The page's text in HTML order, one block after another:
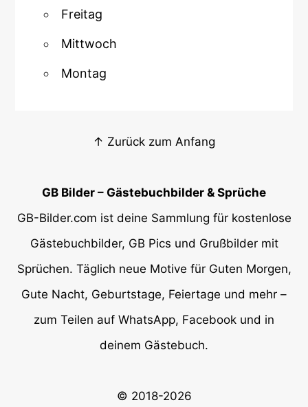
Freitag
Mittwoch
Montag
↑ Zurück zum Anfang
GB Bilder – Gästebuchbilder & Sprüche
GB-Bilder.com ist deine Sammlung für kostenlose
Gästebuchbilder, GB Pics und Grußbilder mit
Sprüchen. Täglich neue Motive für Guten Morgen,
Gute Nacht, Geburtstage, Feiertage und mehr –
zum Teilen auf WhatsApp, Facebook und in
deinem Gästebuch.
© 2018-2026